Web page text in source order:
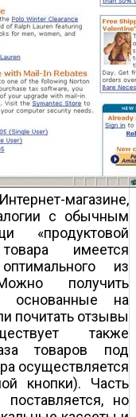
магазине,
с обычным
«продуктовой
имеется
из
получить
основанные на
почитать отзывы
также
товаров под
осуществляется
кнопки). Часть
но